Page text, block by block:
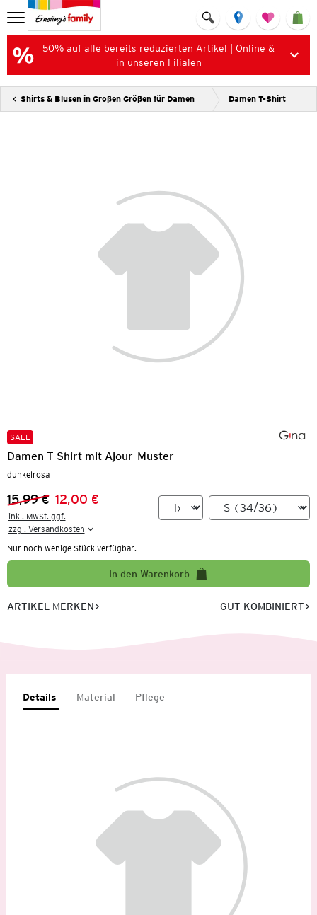
50% auf alle bereits reduzierten Artikel | Online &
in unseren Filialen
Shirts & Blusen in Großen Größen für Damen Damen T-Shirt
SALE
Damen T-Shirt mit Ajour-Muster
dunkelrosa
Vorheriger Preis:
15,99 €
Neuer Preis:
12,00 €
inkl. MwSt. ggf.
zzgl. Versandkosten
Nur noch wenige Stück verfügbar.
In den Warenkorb
ARTIKEL MERKEN GUT KOMBINIERT
Details Material Pflege